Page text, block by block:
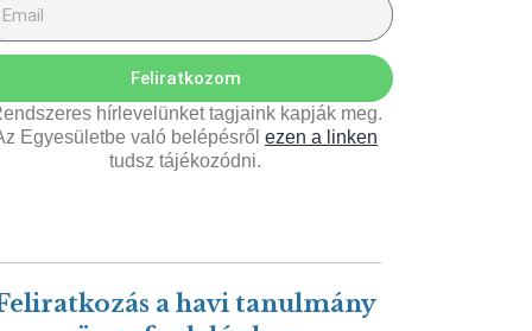
Feliratkozom
hírlevelünket tagjaink kapják meg.
Egyesületbe való belépésről ezen a linken
tudsz tájékozódni.
a havi tanulmány